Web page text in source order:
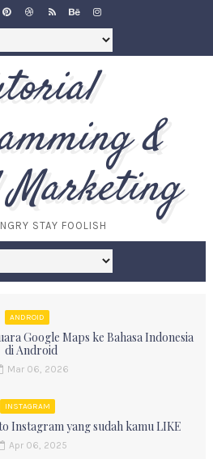
&
STAY FOOLISH
ANDROID
Google Maps ke Bahasa Indonesia
di Android
Mar 06, 2026
INSTAGRAM
Instagram yang sudah kamu LIKE
Apr 06, 2025